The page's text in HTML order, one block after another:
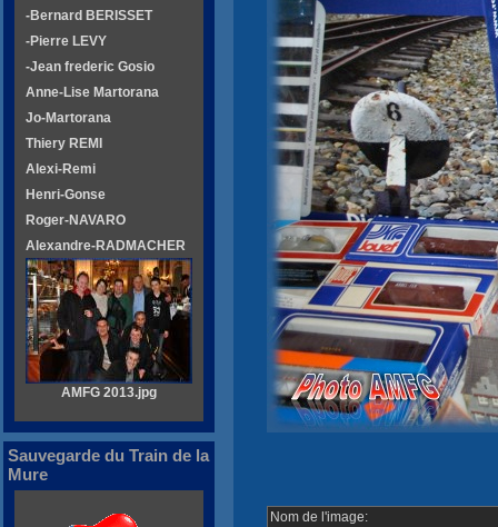
Nom de l'image:
-Bernard BERISSET
-Pierre LEVY
-Jean frederic Gosio
Anne-Lise Martorana
Jo-Martorana
Thiery REMI
Alexi-Remi
Henri-Gonse
Roger-NAVARO
Alexandre-RADMACHER
AMFG 2013.jpg
Sauvegarde du Train de la
Mure